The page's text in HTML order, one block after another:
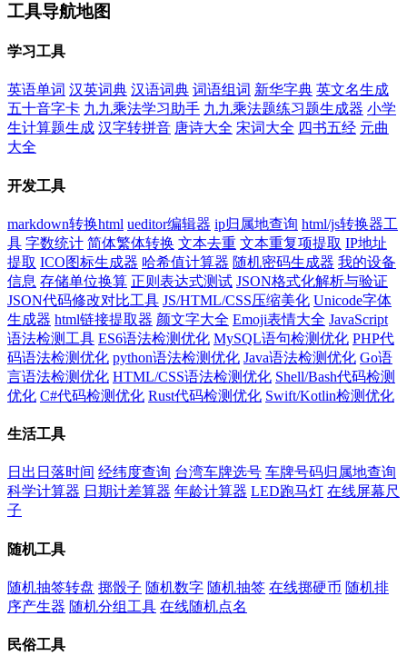
工具导航地图
学习工具
英语单词 汉英词典 汉语词典 词语组词 新华字典 英文名生成
五十音字卡 九九乘法学习助手 九九乘法题练习题生成器 小学
生计算题生成 汉字转拼音 唐诗大全 宋词大全 四书五经 元曲
大全
开发工具
markdown转换html ueditor编辑器 ip归属地查询 html/js转换器工
具 字数统计 简体繁体转换 文本去重 文本重复项提取 IP地址
提取 ICO图标生成器 哈希值计算器 随机密码生成器 我的设备
信息 存储单位换算 正则表达式测试 JSON格式化解析与验证
JSON代码修改对比工具 JS/HTML/CSS压缩美化 Unicode字体
生成器 html链接提取器 颜文字大全 Emoji表情大全 JavaScript
语法检测工具 ES6语法检测优化 MySQL语句检测优化 PHP代
码语法检测优化 python语法检测优化 Java语法检测优化 Go语
言语法检测优化 HTML/CSS语法检测优化 Shell/Bash代码检测
优化 C#代码检测优化 Rust代码检测优化 Swift/Kotlin检测优化
生活工具
日出日落时间 经纬度查询 台湾车牌选号 车牌号码归属地查询
科学计算器 日期计差算器 年龄计算器 LED跑马灯 在线屏幕尺
子
随机工具
随机抽签转盘 掷骰子 随机数字 随机抽签 在线掷硬币 随机排
序产生器 随机分组工具 在线随机点名
民俗工具